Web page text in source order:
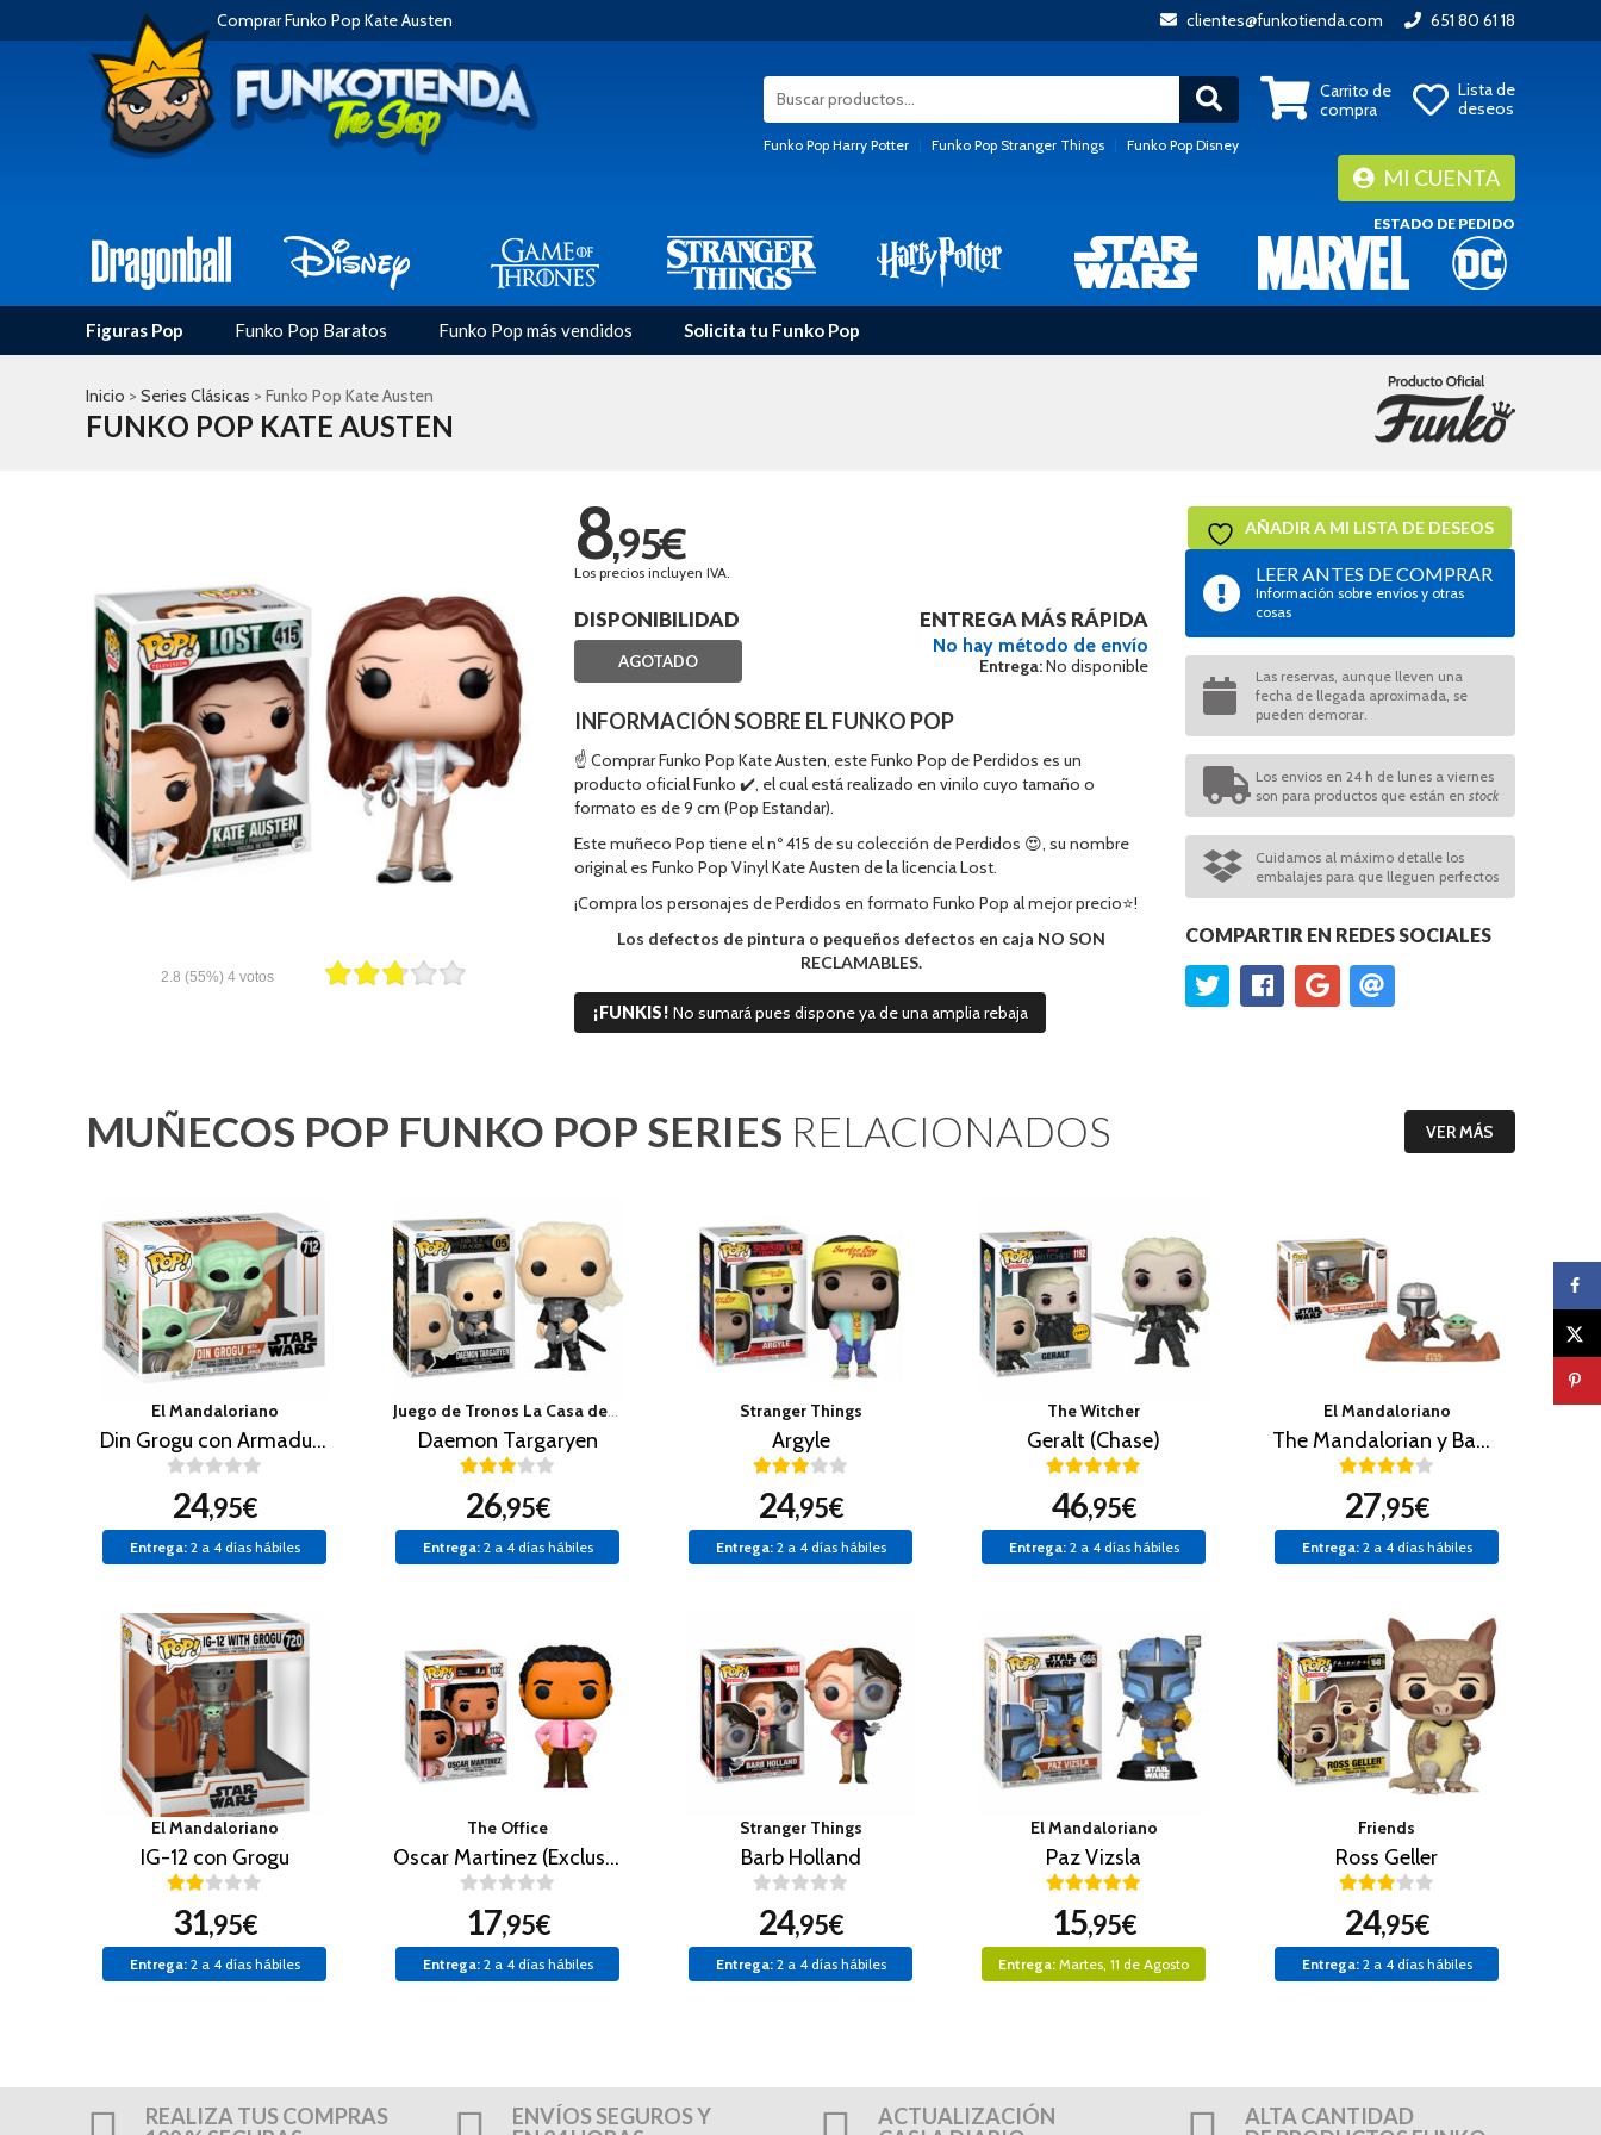
Comprar Funko Pop Kate Austen clientes@funkotienda.com 651 80 61 18
Funko Pop Harry Potter | Funko Pop Stranger Things | Funko Pop Disney
Carrito de
compra
Lista de
deseos
MI CUENTA
ESTADO DE PEDIDO
Figuras Pop Funko Pop Baratos Funko Pop más vendidos Solicita tu Funko Pop
Inicio > Series Clásicas > Funko Pop Kate Austen
FUNKO POP KATE AUSTEN
2.8 (55%) 4 votos
8,95€
Los precios incluyen IVA.
DISPONIBILIDAD
AGOTADO
ENTREGA MÁS RÁPIDA
No hay método de envío
Entrega:No disponible
INFORMACIÓN SOBRE EL FUNKO POP
☝ Comprar Funko Pop Kate Austen, este Funko Pop de Perdidos es un
producto oficial Funko ✔️, el cual está realizado en vinilo cuyo tamaño o
formato es de 9 cm (Pop Estandar).
Este muñeco Pop tiene el nº 415 de su colección de Perdidos 😍, su nombre
original es Funko Pop Vinyl Kate Austen de la licencia Lost.
¡Compra los personajes de Perdidos en formato Funko Pop al mejor precio⭐!
Los defectos de pintura o pequeños defectos en caja NO SON
RECLAMABLES.
¡FUNKIS! No sumará pues dispone ya de una amplia rebaja
AÑADIR A MI LISTA DE DESEOS
LEER ANTES DE COMPRAR
Información sobre envíos y otras
cosas
Las reservas, aunque lleven una
fecha de llegada aproximada, se
pueden demorar.
Los envios en 24 h de lunes a viernes
son para productos que están en stock
Cuidamos al máximo detalle los
embalajes para que lleguen perfectos
COMPARTIR EN REDES SOCIALES
MUÑECOS POP FUNKO POP SERIES RELACIONADOS VER MÁS
El Mandaloriano
Din Grogu con Armadura
24,95€
Entrega:2 a 4 días hábiles
Juego de Tronos La Casa del Dragon
Daemon Targaryen
26,95€
Entrega:2 a 4 días hábiles
Stranger Things
Argyle
24,95€
Entrega:2 a 4 días hábiles
The Witcher
Geralt (Chase)
46,95€
Entrega:2 a 4 días hábiles
El Mandaloriano
The Mandalorian y Baby Yoda
27,95€
Entrega:2 a 4 días hábiles
El Mandaloriano
IG-12 con Grogu
31,95€
Entrega:2 a 4 días hábiles
The Office
Oscar Martinez (Exclusivo)
17,95€
Entrega:2 a 4 días hábiles
Stranger Things
Barb Holland
24,95€
Entrega:2 a 4 días hábiles
El Mandaloriano
Paz Vizsla
15,95€
Entrega: Martes, 11 de Agosto
Friends
Ross Geller
24,95€
Entrega:2 a 4 días hábiles
REALIZA TUS COMPRAS
ENVÍOS SEGUROS Y
ACTUALIZACIÓN
ALTA CANTIDAD